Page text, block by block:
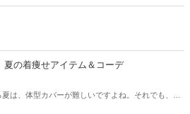
夏の着痩せアイテム＆コーデ
は、体型カバーが難しいですよね。それでも、素